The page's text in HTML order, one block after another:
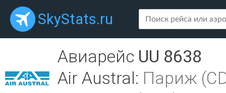
SkyStats.ru
Авиарейс UU 8638
Air Austral: Париж